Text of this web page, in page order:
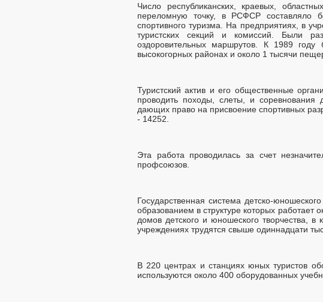
Число республиканских, краевых,
переломную точку, в РСФСР составляло
спортивного туризма. На предприятиях, в
туристских секций и комиссий. Были
оздоровительных маршрутов. К 1989
высокогорных районах и около 1 тысячи
Туристский актив и его общественные
проводить походы, слеты, и соревнования
дающих право на присвоение спортивных
- 14252.
Эта работа проводилась за счет
профсоюзов.
Государственная система детско-
образованием в структуре которых работает
домов детского и юношеского творчества,
учреждениях трудятся свыше одиннадцати
В 220 центрах и станциях юных туристов
используются около 400 оборудованных